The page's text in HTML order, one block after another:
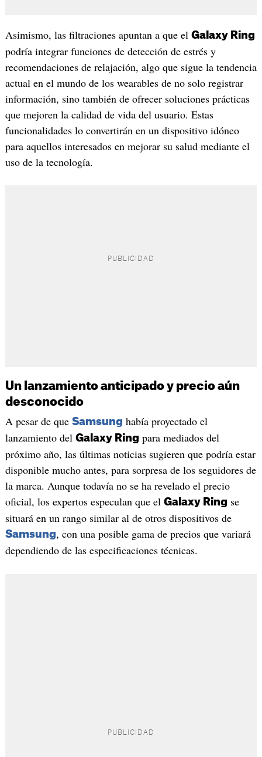
Asimismo, las filtraciones apuntan a que el Galaxy Ring
podría integrar funciones de detección de estrés y
recomendaciones de relajación, algo que sigue la tendencia
actual en el mundo de los wearables de no solo registrar
información, sino también de ofrecer soluciones prácticas
que mejoren la calidad de vida del usuario. Estas
funcionalidades lo convertirán en un dispositivo idóneo
para aquellos interesados en mejorar su salud mediante el
uso de la tecnología.
Un lanzamiento anticipado y precio aún
desconocido
A pesar de que Samsung había proyectado el
lanzamiento del Galaxy Ring para mediados del
próximo año, las últimas noticias sugieren que podría estar
disponible mucho antes, para sorpresa de los seguidores de
la marca. Aunque todavía no se ha revelado el precio
oficial, los expertos especulan que el Galaxy Ring se
situará en un rango similar al de otros dispositivos de
Samsung, con una posible gama de precios que variará
dependiendo de las especificaciones técnicas.